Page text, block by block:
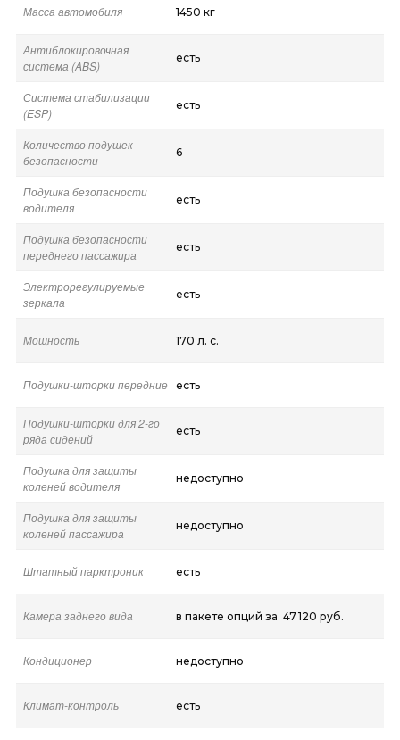
Масса автомобиля 1450 кг
Антиблокировочная
система (ABS)
есть
Система стабилизации
(ESP)
есть
Количество подушек
безопасности
6
Подушка безопасности
водителя
есть
Подушка безопасности
переднего пассажира
есть
Электрорегулируемые
зеркала
есть
Мощность 170 л. с.
Подушки-шторки передние есть
Подушки-шторки для 2-го
ряда сидений
есть
Подушка для защиты
коленей водителя
недоступно
Подушка для защиты
коленей пассажира
недоступно
Штатный парктроник есть
Камера заднего вида в пакете опций за 47 120 руб.
Кондиционер недоступно
Климат-контроль есть